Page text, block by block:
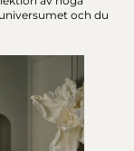
och du